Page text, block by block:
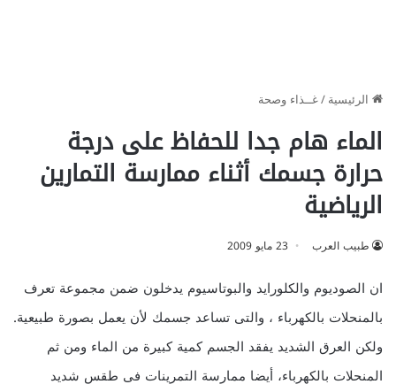
الرئيسية/غــذاء وصحة
الماء هام جدا للحفاظ على درجة
حرارة جسمك أثناء ممارسة التمارين
الرياضية
طبيب العرب 23 مايو 2009
ان الصوديوم والكلورايد والبوتاسيوم يدخلون ضمن مجموعة تعرف
بالمنحلات بالكهرباء ، والتى تساعد جسمك لأن يعمل بصورة طبيعية.
ولكن العرق الشديد يفقد الجسم كمية كبيرة من الماء ومن ثم
المنحلات بالكهرباء، أيضا ممارسة التمرينات فى طقس شديد